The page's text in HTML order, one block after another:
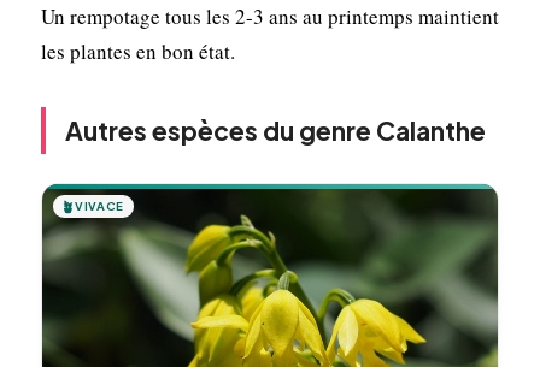
Un rempotage tous les 2-3 ans au printemps maintient
les plantes en bon état.
Autres espèces du genre Calanthe
🪴VIVACE